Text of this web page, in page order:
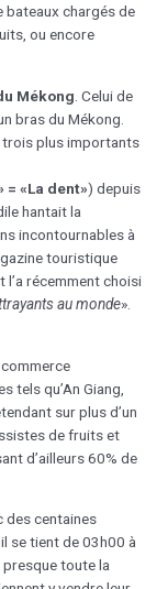
bateaux chargés de
ou encore
Mékong . Celui de
bras du Mékong.
trois plus importants
= «La dent») depuis
hantait la
incontournables à
touristique
l’a récemment choisi
au monde».
tels qu’An Giang,
sur plus d’un
de fruits et
d’ailleurs 60% de
des centaines
se tient de 03h00 à
presque toute la